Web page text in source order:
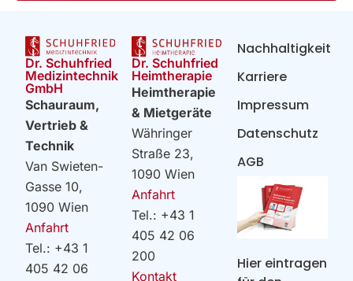
Dr. Schuhfried
Medizintechnik
GmbH
Schauraum,
Vertrieb &
Technik
Van Swieten-
Gasse 10,
1090 Wien
Anfahrt
Tel.: +43 1
405 42 06
Dr. Schuhfried
Heimtherapie
Heimtherapie
& Mietgeräte
Währinger
Straße 23,
1090 Wien
Anfahrt
Tel.: +43 1
405 42 06
200
Kontakt
Hier eintragen
Nachhaltigkeit
Karriere
Impressum
Datenschutz
AGB